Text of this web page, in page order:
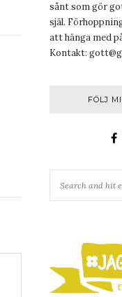
sånt som gör
själ.
att hänga med
Kontakt:
FÖLJ